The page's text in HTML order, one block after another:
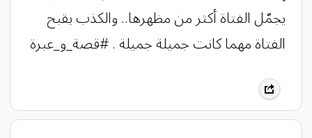
يجمّل الفتاة أكثر من مظهرها.. والكذب يقبح
الفتاة مهما كانت جميلة جميلة . #قصة_و_عبرة